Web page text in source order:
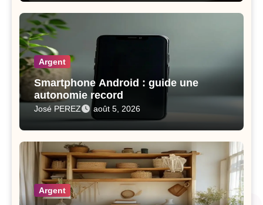
Argent
Smartphone Android : guide une
autonomie record
José PEREZ août 5, 2026
Argent